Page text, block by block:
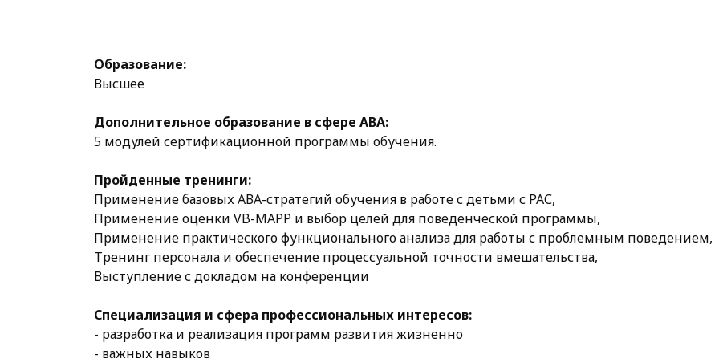
Образование:
Высшее
Дополнительное образование в сфере АВА:
5 модулей сертификационной программы обучения.
Пройденные тренинги:
Применение базовых АВА-стратегий обучения в работе с детьми с РАС,
Применение оценки VB-MAPP и выбор целей для поведенческой программы,
Применение практического функционального анализа для работы с проблемным поведением,
Тренинг персонала и обеспечение процессуальной точности вмешательства,
Выступление с докладом на конференции
Специализация и сфера профессиональных интересов:
- разработка и реализация программ развития жизненно
- важных навыков